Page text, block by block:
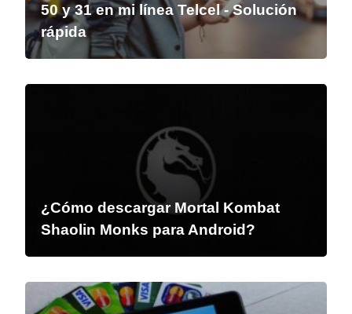
50 y 31 en mi línea Telcel - Solución
rápida
¿Cómo descargar Mortal Kombat
Shaolin Monks para Android?